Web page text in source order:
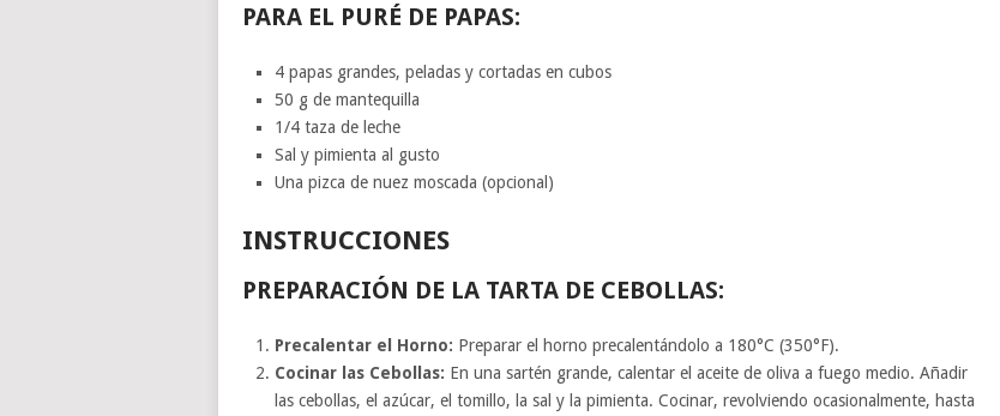
PARA EL PURÉ DE PAPAS:
4 papas grandes, peladas y cortadas en cubos
50 g de mantequilla
1/4 taza de leche
Sal y pimienta al gusto
Una pizca de nuez moscada (opcional)
INSTRUCCIONES
PREPARACIÓN DE LA TARTA DE CEBOLLAS:
Precalentar el Horno: Preparar el horno precalentándolo a 180°C (350°F).
Cocinar las Cebollas: En una sartén grande, calentar el aceite de oliva a fuego medio. Añadir
las cebollas, el azúcar, el tomillo, la sal y la pimienta. Cocinar, revolviendo ocasionalmente, hasta